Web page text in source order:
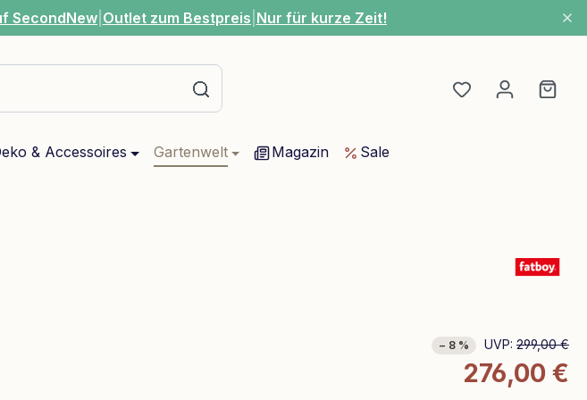
SecondNew Outlet zum Bestpreis Nur für kurze Zeit!
Du hast 0
& Accessoires Gartenwelt Magazin Sale
− 8 % UVP: 299,00 €
276,00 €